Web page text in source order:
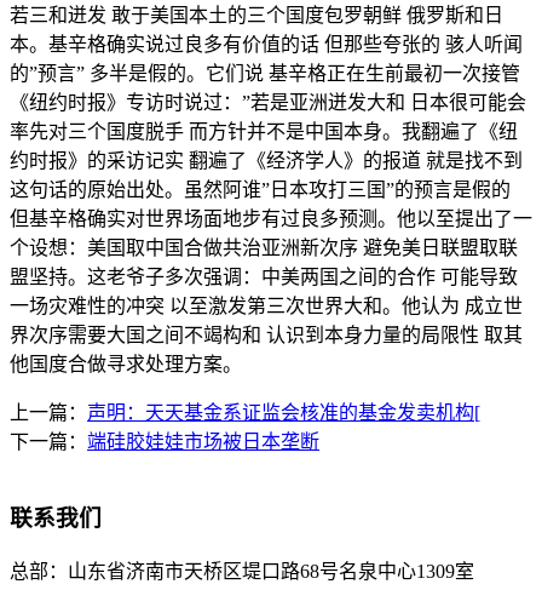
若三和迸发 敢于美国本土的三个国度包罗朝鲜 俄罗斯和日
本。基辛格确实说过良多有价值的话 但那些夸张的 骇人听闻
的”预言” 多半是假的。它们说 基辛格正在生前最初一次接管
《纽约时报》专访时说过：”若是亚洲迸发大和 日本很可能会
率先对三个国度脱手 而方针并不是中国本身。我翻遍了《纽
约时报》的采访记实 翻遍了《经济学人》的报道 就是找不到
这句话的原始出处。虽然阿谁”日本攻打三国”的预言是假的
但基辛格确实对世界场面地步有过良多预测。他以至提出了一
个设想：美国取中国合做共治亚洲新次序 避免美日联盟取联
盟坚持。这老爷子多次强调：中美两国之间的合作 可能导致
一场灾难性的冲突 以至激发第三次世界大和。他认为 成立世
界次序需要大国之间不竭构和 认识到本身力量的局限性 取其
他国度合做寻求处理方案。
上一篇： 声明：天天基金系证监会核准的基金发卖机构[
下一篇： 端硅胶娃娃市场被日本垄断
联系我们
总部： 山东省济南市天桥区堤口路68号名泉中心1309室